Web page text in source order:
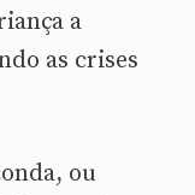
a
as crises
ou